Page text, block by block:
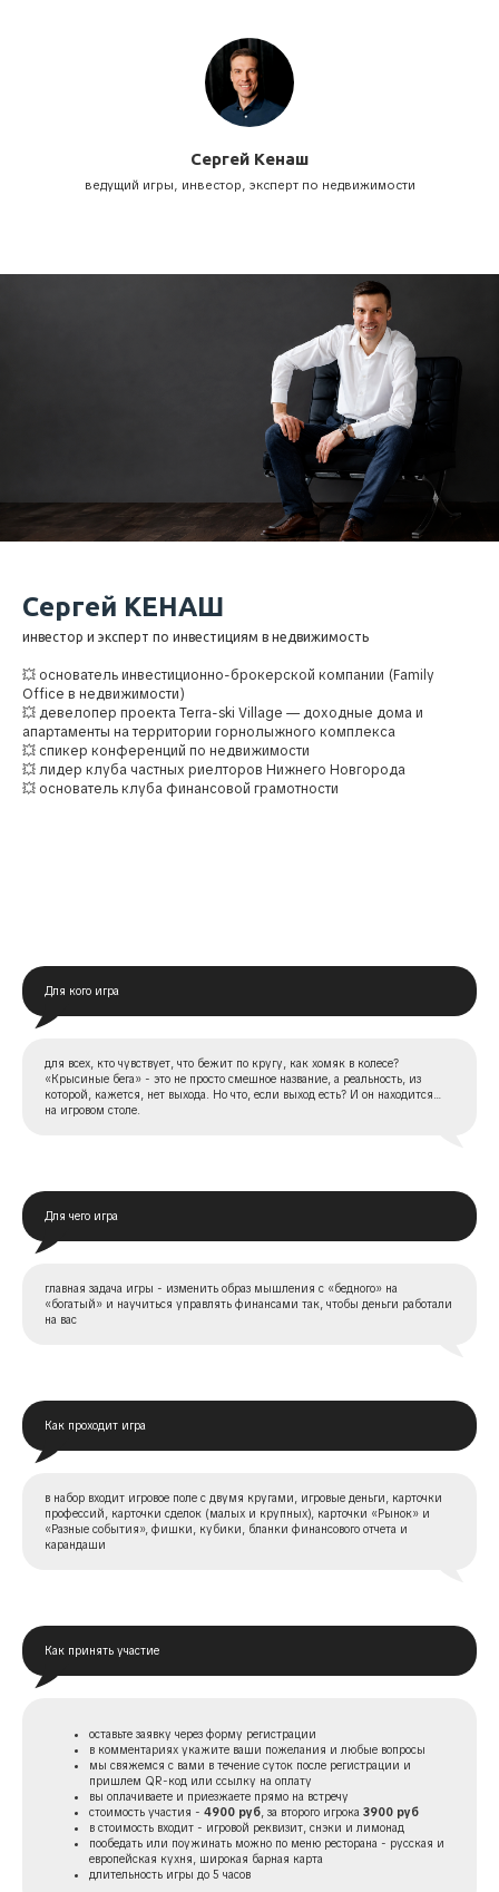
Сергей Кенаш
ведущий игры, инвестор, эксперт по недвижимости
Сергей КЕНАШ
инвестор и эксперт по инвестициям в недвижимость
💥 основатель инвестиционно-брокерской компании (Family
Office в недвижимости)
💥 девелопер проекта Terra-ski Village — доходные дома и
апартаменты на территории горнолыжного комплекса
💥 спикер конференций по недвижимости
💥 лидер клуба частных риелторов Нижнего Новгорода
💥 основатель клуба финансовой грамотности
Для кого игра
для всех, кто чувствует, что бежит по кругу, как хомяк в колесе?
«Крысиные бега» - это не просто смешное название, а реальность, из
которой, кажется, нет выхода. Но что, если выход есть? И он находится…
на игровом столе.
Для чего игра
главная задача игры - изменить образ мышления с «бедного» на
«богатый» и научиться управлять финансами так, чтобы деньги работали
на вас
Как проходит игра
в набор входит игровое поле с двумя кругами, игровые деньги, карточки
профессий, карточки сделок (малых и крупных), карточки «Рынок» и
«Разные события», фишки, кубики, бланки финансового отчета и
карандаши
Как принять участие
оставьте заявку через форму регистрации
в комментариях укажите ваши пожелания и любые вопросы
мы свяжемся с вами в течение суток после регистрации и
пришлем QR-код или ссылку на оплату
вы оплачиваете и приезжаете прямо на встречу
стоимость участия - 4900 руб, за второго игрока 3900 руб
в стоимость входит - игровой реквизит, снэки и лимонад
пообедать или поужинать можно по меню ресторана - русская и
европейская кухня, широкая барная карта
длительность игры до 5 часов